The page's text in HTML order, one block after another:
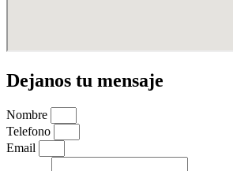
Dejanos tu mensaje
Nombre
Telefono
Email